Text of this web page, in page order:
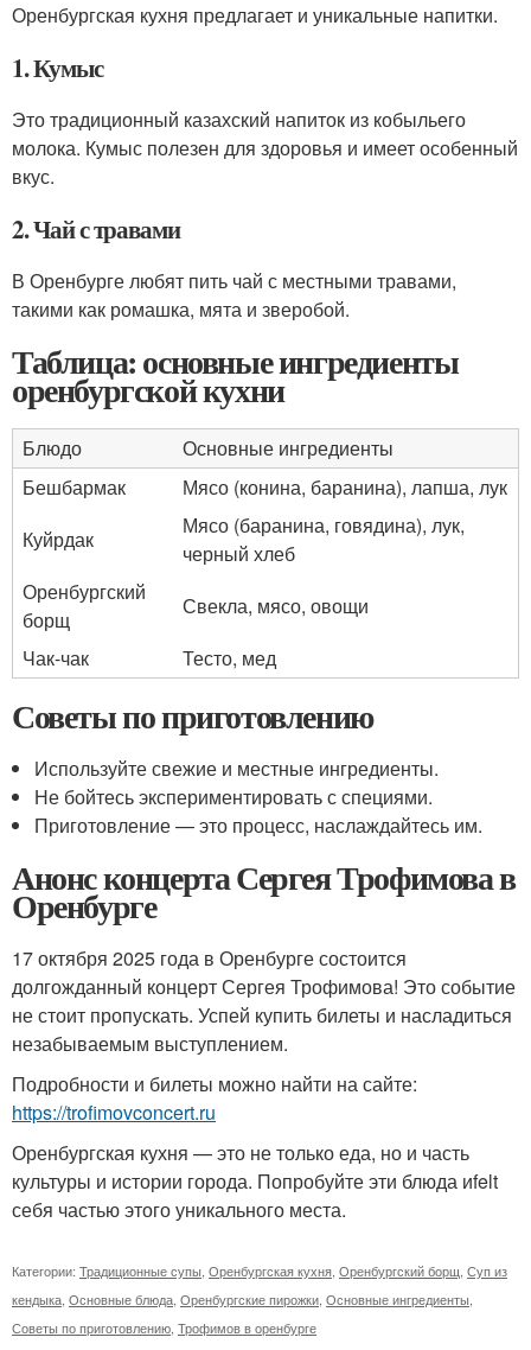
Оренбургская кухня предлагает и уникальные напитки.
1. Кумыс
Это традиционный казахский напиток из кобыльего
молока. Кумыс полезен для здоровья и имеет особенный
вкус.
2. Чай с травами
В Оренбурге любят пить чай с местными травами,
такими как ромашка, мята и зверобой.
Таблица: основные ингредиенты
оренбургской кухни
Блюдо
Основные ингредиенты
Бешбармак
Мясо (конина, баранина), лапша, лук
Куйрдак
Мясо (баранина, говядина), лук,
черный хлеб
Оренбургский
борщ
Свекла, мясо, овощи
Чак-чак
Тесто, мед
Советы по приготовлению
Используйте свежие и местные ингредиенты.
Не бойтесь экспериментировать с специями.
Приготовление — это процесс, наслаждайтесь им.
Анонс концерта Сергея Трофимова в
Оренбурге
17 октября 2025 года в Оренбурге состоится
долгожданный концерт Сергея Трофимова! Это событие
не стоит пропускать. Успей купить билеты и насладиться
незабываемым выступлением.
Подробности и билеты можно найти на сайте:
https://trofimovconcert.ru
Оренбургская кухня — это не только еда, но и часть
культуры и истории города. Попробуйте эти блюда иfelt
себя частью этого уникального места.
Категории: Традиционные супы Оренбургская кухня Оренбургский борщ Суп из
кендыка Основные блюда Оренбургские пирожки Основные ингредиенты
Советы по приготовлению Трофимов в оренбурге